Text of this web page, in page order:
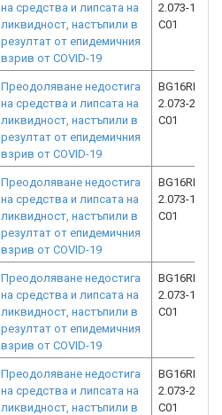
на средства и липсата на
ликвидност, настъпили в
резултат от епидемичния
взрив от COVID-19
2.073-
C01
Преодоляване недостига
на средства и липсата на
ликвидност, настъпили в
резултат от епидемичния
взрив от COVID-19
2.073-
C01
Преодоляване недостига
на средства и липсата на
ликвидност, настъпили в
резултат от епидемичния
взрив от COVID-19
2.073-
C01
Преодоляване недостига
на средства и липсата на
ликвидност, настъпили в
резултат от епидемичния
взрив от COVID-19
2.073-
C01
Преодоляване недостига
на средства и липсата на
ликвидност, настъпили в
2.073-
C01